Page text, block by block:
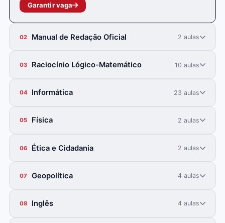
Garantir vaga
02 Manual de Redação Oficial 2 aulas
03 Raciocínio Lógico-Matemático 10 aulas
04 Informática 23 aulas
05 Física 2 aulas
06 Ética e Cidadania 2 aulas
07 Geopolítica 4 aulas
08 Inglês 4 aulas